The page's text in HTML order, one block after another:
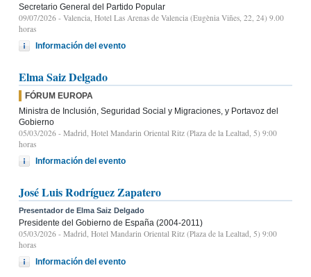
Secretario General del Partido Popular
09/07/2026 - Valencia, Hotel Las Arenas de Valencia (Eugènia Viñes, 22, 24) 9.00
horas
Información del evento
Elma Saiz Delgado
FÓRUM EUROPA
Ministra de Inclusión, Seguridad Social y Migraciones, y Portavoz del
Gobierno
05/03/2026 - Madrid, Hotel Mandarin Oriental Ritz (Plaza de la Lealtad, 5) 9:00
horas
Información del evento
José Luis Rodríguez Zapatero
Presentador de Elma Saiz Delgado
Presidente del Gobierno de España (2004-2011)
05/03/2026 - Madrid, Hotel Mandarin Oriental Ritz (Plaza de la Lealtad, 5) 9:00
horas
Información del evento